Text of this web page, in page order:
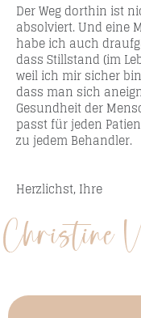
Der Weg dorthin ist
absolviert. Und eine
habe ich auch
dass Stillstand (im
weil ich mir sicher
dass man sich
Gesundheit der
passt für jeden
zu jedem Behandler.
Herzlichst, Ihre